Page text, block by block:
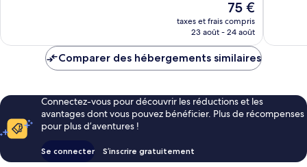
Le
nouveau
prix
de
75 €
taxes et frais compris
23 août - 24 août
Comparer des hébergements similaires
Connectez-vous pour découvrir les réductions et les
avantages dont vous pouvez bénéficier. Plus de récompenses
pour plus d’aventures !
Se connecter S’inscrire gratuitement